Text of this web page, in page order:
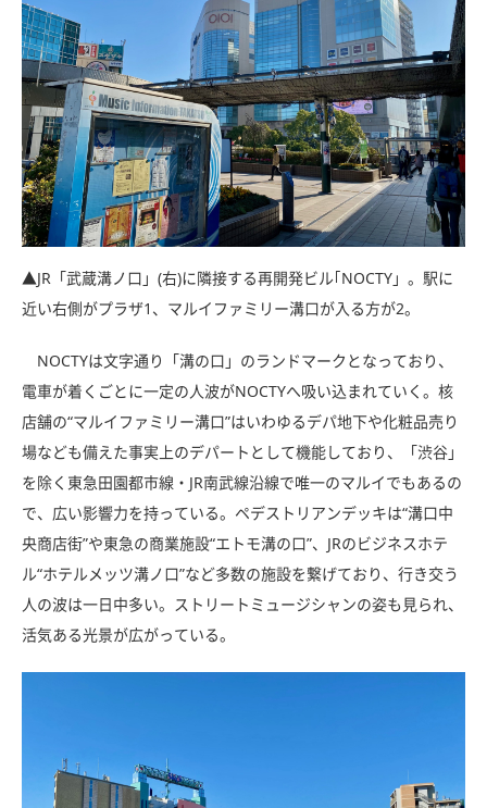
▲JR「武蔵溝ノ口」(右)に隣接する再開発ビル｢NOCTY」。駅に
近い右側がプラザ1、マルイファミリー溝口が入る方が2。
NOCTYは文字通り「溝の口」のランドマークとなっており、
電車が着くごとに一定の人波がNOCTYへ吸い込まれていく。核
店舗の“マルイファミリー溝口”はいわゆるデパ地下や化粧品売り
場なども備えた事実上のデパートとして機能しており、「渋谷」
を除く東急田園都市線・JR南武線沿線で唯一のマルイでもあるの
で、広い影響力を持っている。ペデストリアンデッキは“溝口中
央商店街”や東急の商業施設“エトモ溝の口”、JRのビジネスホテ
ル“ホテルメッツ溝ノ口”など多数の施設を繋げており、行き交う
人の波は一日中多い。ストリートミュージシャンの姿も見られ、
活気ある光景が広がっている。